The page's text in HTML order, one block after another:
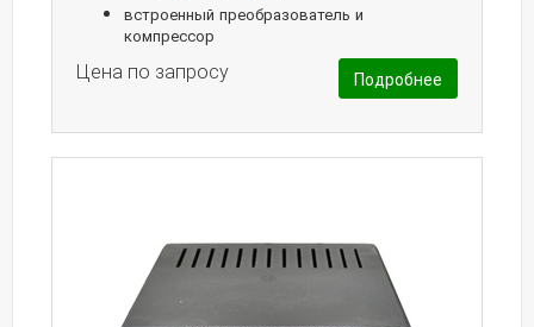
встроенный преобразователь и
компрессор
Цена по запросу Подробнее